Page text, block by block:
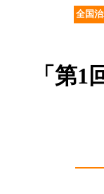
全国
「第